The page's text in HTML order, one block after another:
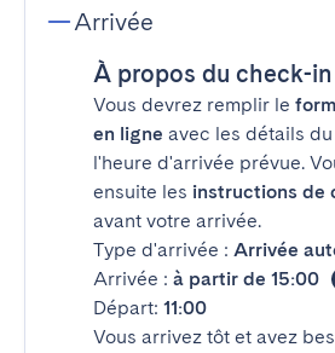
Arrivée
À propos du check-in
Vous devrez remplir le
en ligne avec les détails
l'heure d'arrivée prévue.
ensuite les instructions de
avant votre arrivée.
Type d'arrivée : Arrivée
Arrivée : à partir de 15:00
Départ: 11:00
Vous arrivez tôt et avez